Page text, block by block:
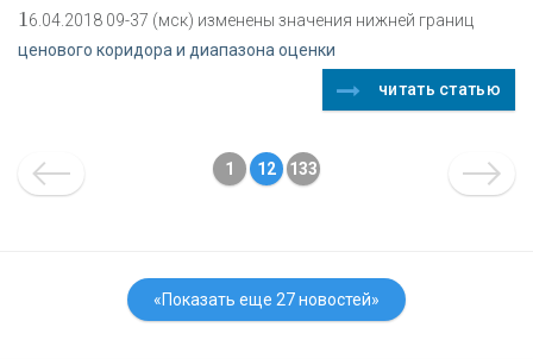
16.04.2018 09-37 (мск) изменены значения нижней границ
ценового коридора и диапазона оценки
читать статью
1 12 133
«Показать еще 27 новостей»